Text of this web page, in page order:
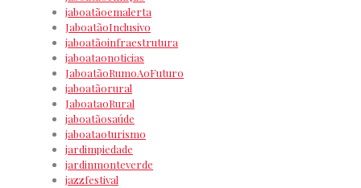
jaboatãoemalerta
JaboatãoInclusivo
jaboatãoinfraestrutura
jaboataonoticias
JaboatãoRumoAoFuturo
jaboatãorural
JaboataoRural
jaboatãosaúde
jaboataoturismo
jardimpiedade
jardinmonteverde
jazzfestival